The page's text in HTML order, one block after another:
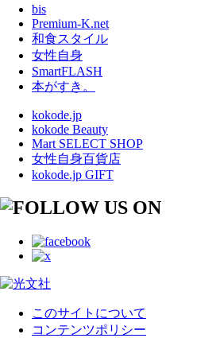
bis
Premium-K.net
和食スタイル
女性自身
SmartFLASH
本がすき。
kokode.jp
kokode Beauty
Mart SELECT SHOP
女性自身百貨店
kokode.jp GIFT
このサイトについて
コンテンツポリシー